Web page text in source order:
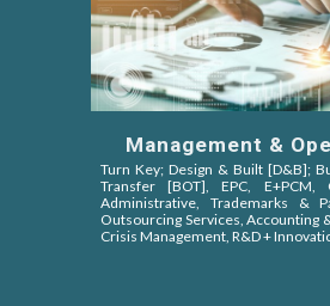
Management &
Turn Key; Design & Built [D&B];
Transfer [BOT] , EPC, E+PCM,
Administrative, Trademarks &
Outsourcing Services, Accounting
Crisis Management, R&D +